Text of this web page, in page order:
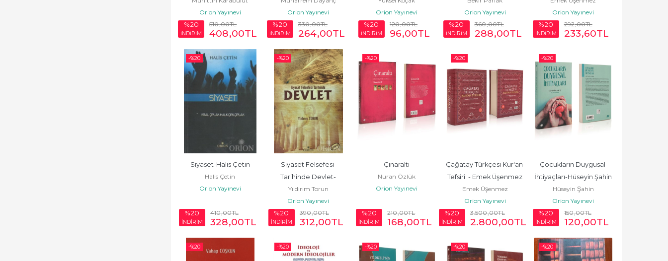
Orion Yayınevi
%20
İNDİRİM
510,00TL
408,00TL
Orion Yayınevi
%20
İNDİRİM
330,00TL
264,00TL
Orion Yayınevi
%20
İNDİRİM
120,00TL
96,00TL
Orion Yayınevi
%20
İNDİRİM
360,00TL
288,00TL
Orion Yayınevi
%20
İNDİRİM
292,00TL
233,60TL
-%20
Siyaset-Halis Çetin
Halis Çetin
Orion Yayınevi
%20
İNDİRİM
410,00TL
328,00TL
-%20
Siyaset Felsefesi
Tarihinde Devlet-
Yıldırım Torun
Yıldırım Torun
Orion Yayınevi
%20
İNDİRİM
390,00TL
312,00TL
-%20
Çınaraltı
Nuran Özlük
Orion Yayınevi
%20
İNDİRİM
210,00TL
168,00TL
-%20
Çağatay Türkçesi Kur'an
Tefsiri  - Emek Üşenmez
Emek Üşenmez
Orion Yayınevi
%20
İNDİRİM
3.500,00TL
2.800,00TL
-%20
Çocukların Duygusal
İhtiyaçları-Hüseyin Şahin
Hüseyin Şahin
Orion Yayınevi
%20
İNDİRİM
150,00TL
120,00TL
-%20 -%20 -%20 -%20 -%20